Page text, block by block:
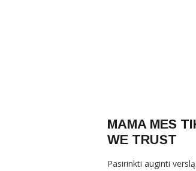
MAMA MES
WE TRUST
Pasirinkti auginti